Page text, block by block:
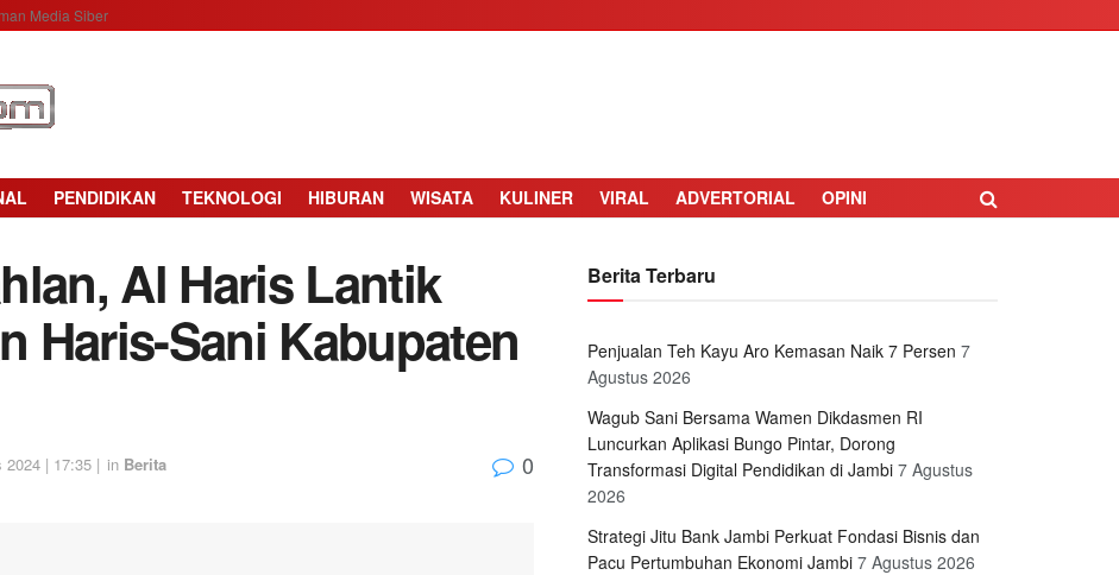
Media Siber
PENDIDIKAN TEKNOLOGI HIBURAN WISATA KULINER VIRAL ADVERTORIAL OPINI
Al Haris Lantik
Haris-Sani Kabupaten
| 17:35 | in Berita 0
Berita Terbaru
Penjualan Teh Kayu Aro Kemasan Naik 7 Persen 7
Agustus 2026
Wagub Sani Bersama Wamen Dikdasmen RI
Luncurkan Aplikasi Bungo Pintar, Dorong
Transformasi Digital Pendidikan di Jambi 7 Agustus
2026
Strategi Jitu Bank Jambi Perkuat Fondasi Bisnis dan
Pacu Pertumbuhan Ekonomi Jambi 7 Agustus 2026